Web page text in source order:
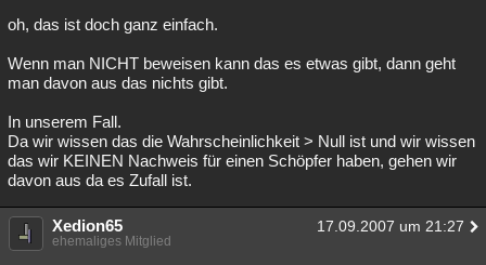
oh, das ist doch ganz einfach.
Wenn man NICHT beweisen kann das es etwas gibt, dann geht
man davon aus das nichts gibt.
In unserem Fall.
Da wir wissen das die Wahrscheinlichkeit > Null ist und wir wissen
das wir KEINEN Nachweis für einen Schöpfer haben, gehen wir
davon aus da es Zufall ist.
Xedion65 17.09.2007 um 21:27
ehemaliges Mitglied